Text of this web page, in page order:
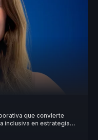
que convierte
inclusiva en estrategia